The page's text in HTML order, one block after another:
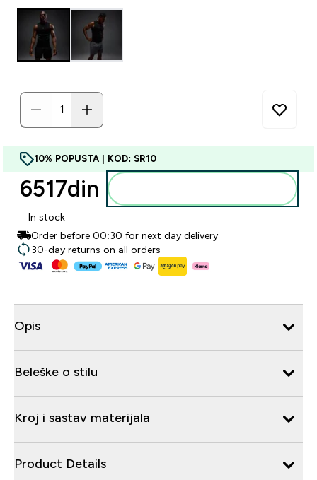
10% POPUSTA | KOD: SR10
6517din‎
In stock
Order before 00:30 for next day delivery
30-day returns on all orders
Opis
Beleške o stilu
Kroj i sastav materijala
Product Details